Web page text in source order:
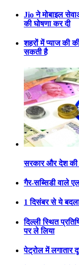
Jio ने मोबाइल
की घोषणा कर दी
शहरों में प्याज की
सकती है
सरकार और देश की
गैर-सब्सिडी वाले
1 दिसंबर से ये
दिल्ली स्थित
पर ले लिया
पेट्रोल में लगातार